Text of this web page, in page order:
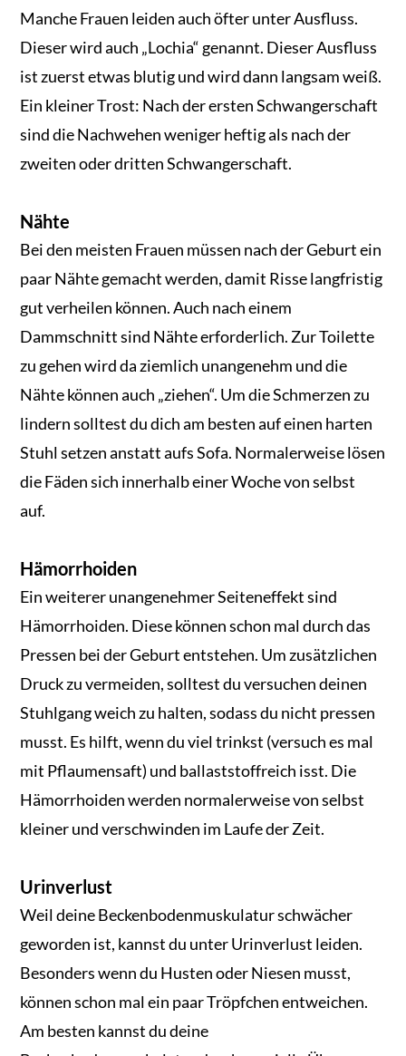
Manche Frauen leiden auch öfter unter Ausfluss.
Dieser wird auch „Lochia“ genannt. Dieser Ausfluss
ist zuerst etwas blutig und wird dann langsam weiß.
Ein kleiner Trost: Nach der ersten Schwangerschaft
sind die Nachwehen weniger heftig als nach der
zweiten oder dritten Schwangerschaft.
Nähte
Bei den meisten Frauen müssen nach der Geburt ein
paar Nähte gemacht werden, damit Risse langfristig
gut verheilen können. Auch nach einem
Dammschnitt sind Nähte erforderlich. Zur Toilette
zu gehen wird da ziemlich unangenehm und die
Nähte können auch „ziehen“. Um die Schmerzen zu
lindern solltest du dich am besten auf einen harten
Stuhl setzen anstatt aufs Sofa. Normalerweise lösen
die Fäden sich innerhalb einer Woche von selbst
auf.
Hämorrhoiden
Ein weiterer unangenehmer Seiteneffekt sind
Hämorrhoiden. Diese können schon mal durch das
Pressen bei der Geburt entstehen. Um zusätzlichen
Druck zu vermeiden, solltest du versuchen deinen
Stuhlgang weich zu halten, sodass du nicht pressen
musst. Es hilft, wenn du viel trinkst (versuch es mal
mit Pflaumensaft) und ballaststoffreich isst. Die
Hämorrhoiden werden normalerweise von selbst
kleiner und verschwinden im Laufe der Zeit.
Urinverlust
Weil deine Beckenbodenmuskulatur schwächer
geworden ist, kannst du unter Urinverlust leiden.
Besonders wenn du Husten oder Niesen musst,
können schon mal ein paar Tröpfchen entweichen.
Am besten kannst du deine